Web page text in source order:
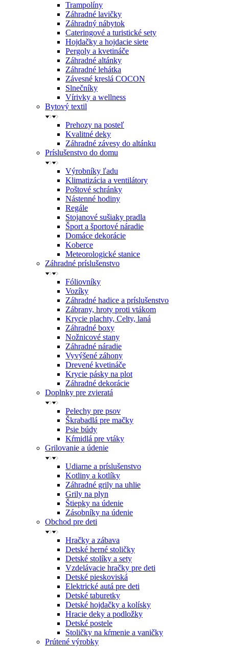
Trampolíny
Záhradné lavičky
Záhradný nábytok
Cateringové a turistické sety
Hojdačky a hojdacie siete
Pergoly a kvetináče
Záhradné altánky
Záhradné lehátka
Závesné kreslá COCON
Slnečníky
Vírivky a wellness
Bytový textil
Prehozy na posteľ
Kvalitné deky
Záhradné závesy do altánku
Príslušenstvo do domu
Výrobníky ľadu
Klimatizácia a ventilátory
Poštové schránky
Nástenné hodiny
Regále
Stojanové sušiaky pradla
Šport a športové náradie
Domáce dekorácie
Koberce
Meteorologické stanice
Záhradné príslušenstvo
Fóliovníky
Vozíky
Záhradné hadice a príslušenstvo
Zábrany, hroty proti vtákom
Krycie plachty, Celty, laná
Záhradné boxy
Nožnicové stany
Záhradné náradie
Vyvýšené záhony
Drevené kvetináče
Krycie pásky na plot
Záhradné dekorácie
Doplnky pre zvieratá
Pelechy pre psov
Škrabadlá pre mačky
Psie búdy
Kŕmidlá pre vtáky
Grilovanie a údenie
Udiarne a príslušenstvo
Kotliny a kotlíky
Záhradné grily na uhlie
Grily na plyn
Štiepky na údenie
Zásobníky na údenie
Obchod pre deti
Hračky a zábava
Detské herné stoličky
Detské stolíky a sety
Vzdelávacie hračky pre deti
Detské pieskoviská
Elektrické autá pre deti
Detské taburetky
Detské hojdačky a kolísky
Hracie deky a podložky
Detské postele
Stoličky na kŕmenie a vaničky
Prútené výrobky